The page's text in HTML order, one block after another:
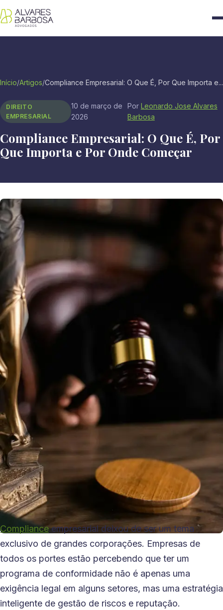
Início/Artigos/Compliance Empresarial: O Que É, Por Que Importa e...
DIREITO
EMPRESARIAL
10 de março de
2026
Por Leonardo Jose Alvares
Barbosa
Compliance Empresarial: O Que É, Por
Que Importa e Por Onde Começar
Complianceempresarial deixou de ser um tema
exclusivo de grandes corporações. Empresas de
todos os portes estão percebendo que ter um
programa de conformidade não é apenas uma
exigência legal em alguns setores, mas uma estratégia
inteligente de gestão de riscos e reputação.